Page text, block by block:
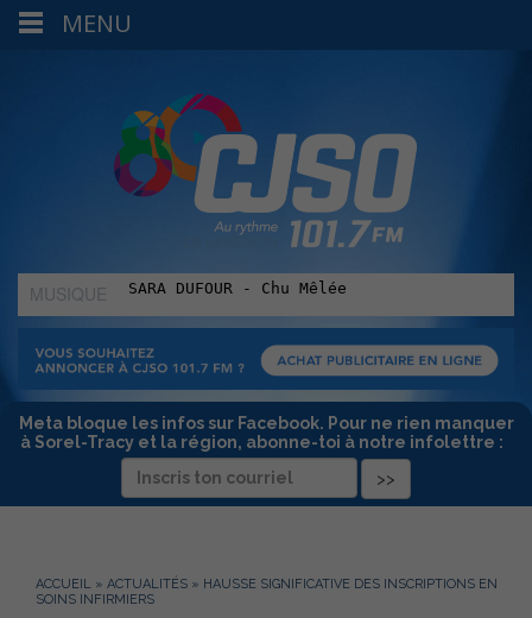
MUSIQUE
:
Meta bloque les infos sur Facebook. Pour ne rien manquer
à Sorel-Tracy et la région, abonne-toi à notre infolettre :
ACCUEIL » ACTUALITÉS » HAUSSE SIGNIFICATIVE DES INSCRIPTIONS EN
SOINS INFIRMIERS
MENU